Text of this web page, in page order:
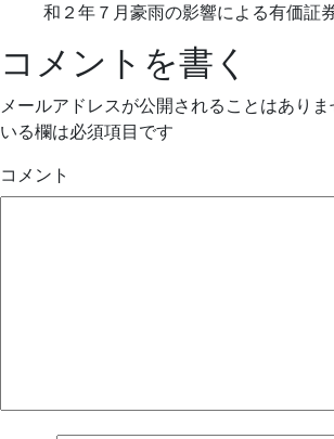
和２年７月豪雨の影響による有価証
コメントを書く
メールアドレスが公開されることはありま
いる欄は必須項目です
コメント